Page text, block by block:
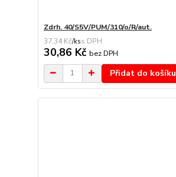
Zdrh. 40/S5V/PUM/310/o/R/aut.
37,34 Kč/ks
30,86 Kč bez DPH
Přidat do košíku